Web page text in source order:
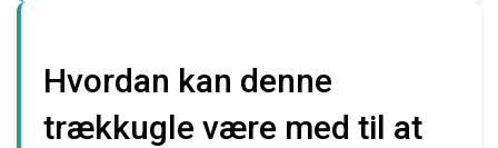
Hvordan kan denne
trækkugle være med til at